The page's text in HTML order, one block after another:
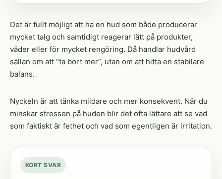
Det är fullt möjligt att ha en hud som både producerar
mycket talg och samtidigt reagerar lätt på produkter,
väder eller för mycket rengöring. Då handlar hudvård
sällan om att “ta bort mer”, utan om att hitta en stabilare
balans.
Nyckeln är att tänka mildare och mer konsekvent. När du
minskar stressen på huden blir det ofta lättare att se vad
som faktiskt är fethet och vad som egentligen är irritation.
KORT SVAR